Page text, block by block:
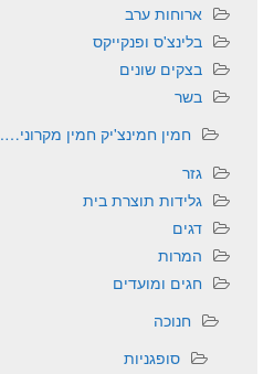
ארוחות ערב
בלינצ'ס ופנקייקס
בצקים שונים
בשר
חמין חמינצ'יק חמין מקרוני….
גזר
גלידות תוצרת בית
דגים
המרות
חגים ומועדים
חנוכה
סופגניות